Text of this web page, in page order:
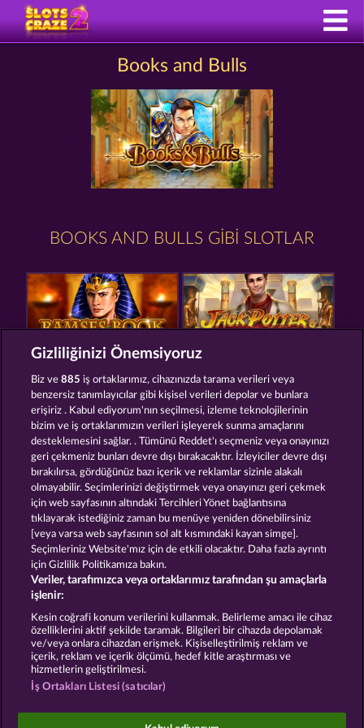
Books and Bulls
BOOKS AND BULLS GIBI SLOTLAR
MAGIC BOOK 6 ATLAS OF LEGENDS
Hüküm ve Koşullar Gizlilik Beyanı Künye
Şirket SSS Facebook
İptal talebini gönder
Sosyal casino oyunları sadece eğlence amaçlıdır ve
Gizliliğinizi Önemsiyoruz
Biz ve885 iş ortaklarımız, cihazınızda tarama verileri veya
benzersiz tanımlayıcılar gibi kişisel verileri depolar ve bunlara
erişiriz . Kabul ediyorum'nın seçilmesi, izleme teknolojilerinin
bizim ve iş ortaklarımızın verileri işleyerek sunma amaçlarını
desteklemesini sağlar. . Tümünü Reddet'ı seçmeniz veya onayınızı
geri çekmeniz bunları devre dışı bırakacaktır. İzleyiciler devre dışı
bırakılırsa, gördüğünüz bazı içerik ve reklamlar sizinle alakalı
olmayabilir. Seçimlerinizi değiştirmek veya onayınızı geri çekmek
için web sayfasının altındaki Tercihleri Yönet bağlantısına
tıklayarak istediğiniz zaman bu menüye yeniden dönebilirsiniz
[veya varsa web sayfasının sol alt kısmındaki kayan simge].
Seçimleriniz Website'mız için de etkili olacaktır. Daha fazla ayrıntı
için Gizlilik Politikamıza bakın.
Veriler, tarafımızca veya ortaklarımız tarafından şu amaçlarla
işlenir:
Kesin coğrafi konum verilerini kullanmak. Belirleme amacı ile cihaz
özelliklerini aktif şekilde taramak. Bilgileri bir cihazda depolamak
ve/veya onlara cihazdan erişmek. Kişiselleştirilmiş reklam ve
içerik, reklam ve içerik ölçümü, hedef kitle araştırması ve
hizmetlerin geliştirilmesi.
İş Ortakları Listesi (satıcılar)